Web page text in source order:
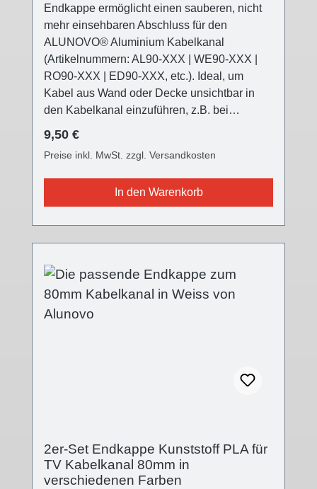
Endkappe ermöglicht einen sauberen, nicht
mehr einsehbaren Abschluss für den
ALUNOVO® Aluminium Kabelkanal
(Artikelnummern: AL90-XXX | WE90-XXX |
RO90-XXX | ED90-XXX, etc.). Ideal, um
Kabel aus Wand oder Decke unsichtbar in
den Kabelkanal einzuführen, z.B. bei
Stromaustritt angebracht werden können (z.B.
versetzter Esstisch, usw.) Die ALUNOVO®
TV Kabelkanal Endkappe ist in drei
verschiedenen Oberflächen farblich passend
modernen Akzent. Die Front ist nun mit einer
Feinstruktur versehen, die
Oberflächenqualität wurde mit der V2 stark
verbessert, der Einsteckflansch komplett
geändert. Die Endkappe wird auf das offene
Ende des Kabelkanals aufgesteckt.
geschlossen- Stecksystem- Kunststoff PLA
Regulärer Preis:
9,50 €
Preise inkl. MwSt. zzgl. Versandkosten
In den Warenkorb
2er-Set Endkappe Kunststoff PLA für
TV Kabelkanal 80mm in
verschiedenen Farben